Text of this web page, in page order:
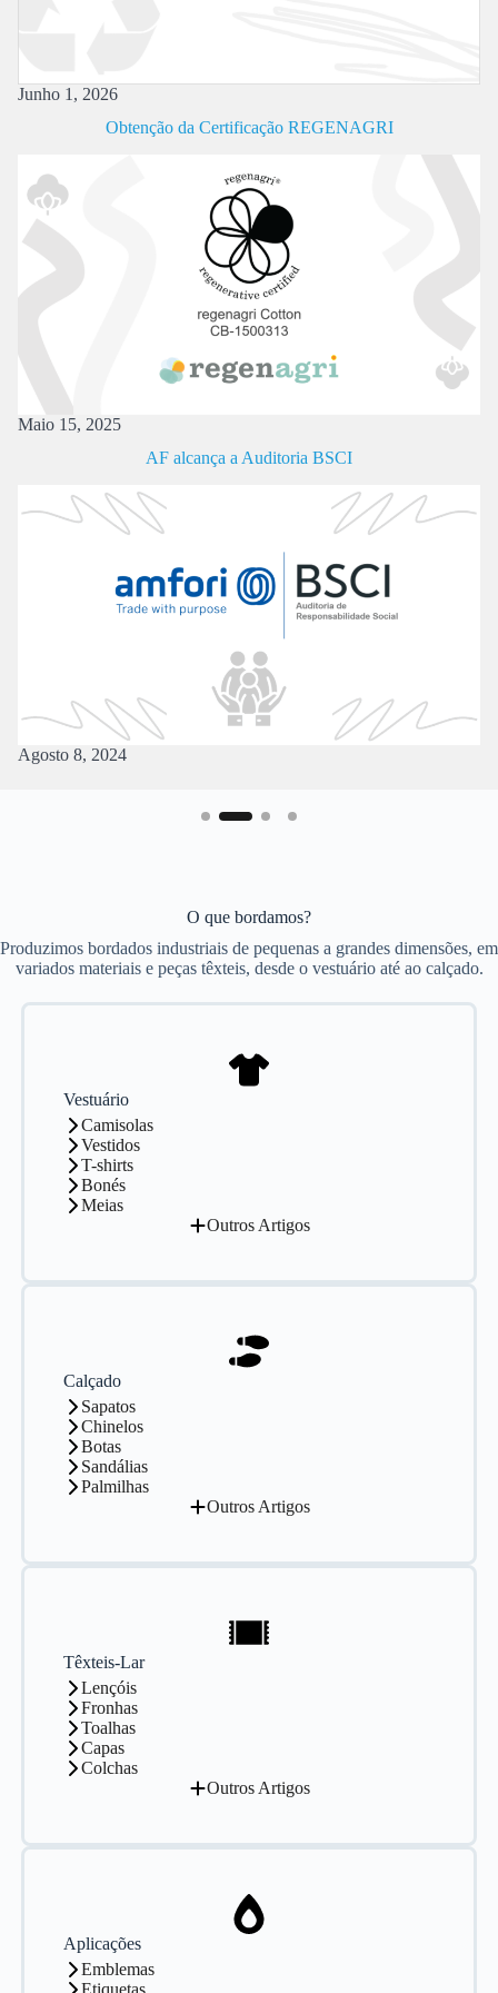
Novembro 7, 2022
Janeiro 17, 2022
O que bordamos?
Produzimos bordados industriais de pequenas a grandes dimensões, em
variados materiais e peças têxteis, desde o vestuário até ao calçado.
Vestuário
Camisolas
Vestidos
T-shirts
Bonés
Meias
Outros Artigos
Calçado
Sapatos
Chinelos
Botas
Sandálias
Palmilhas
Outros Artigos
Têxteis-Lar
Lençóis
Fronhas
Toalhas
Capas
Colchas
Outros Artigos
Aplicações
Emblemas